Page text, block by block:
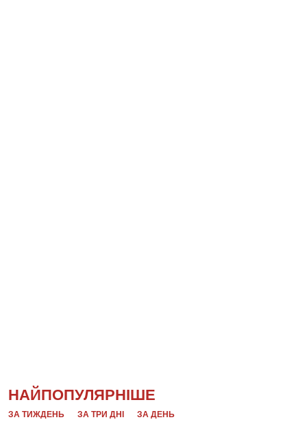
НАЙПОПУЛЯРНІШЕ
ЗА ТИЖДЕНЬ ЗА ТРИ ДНІ ЗА ДЕНЬ